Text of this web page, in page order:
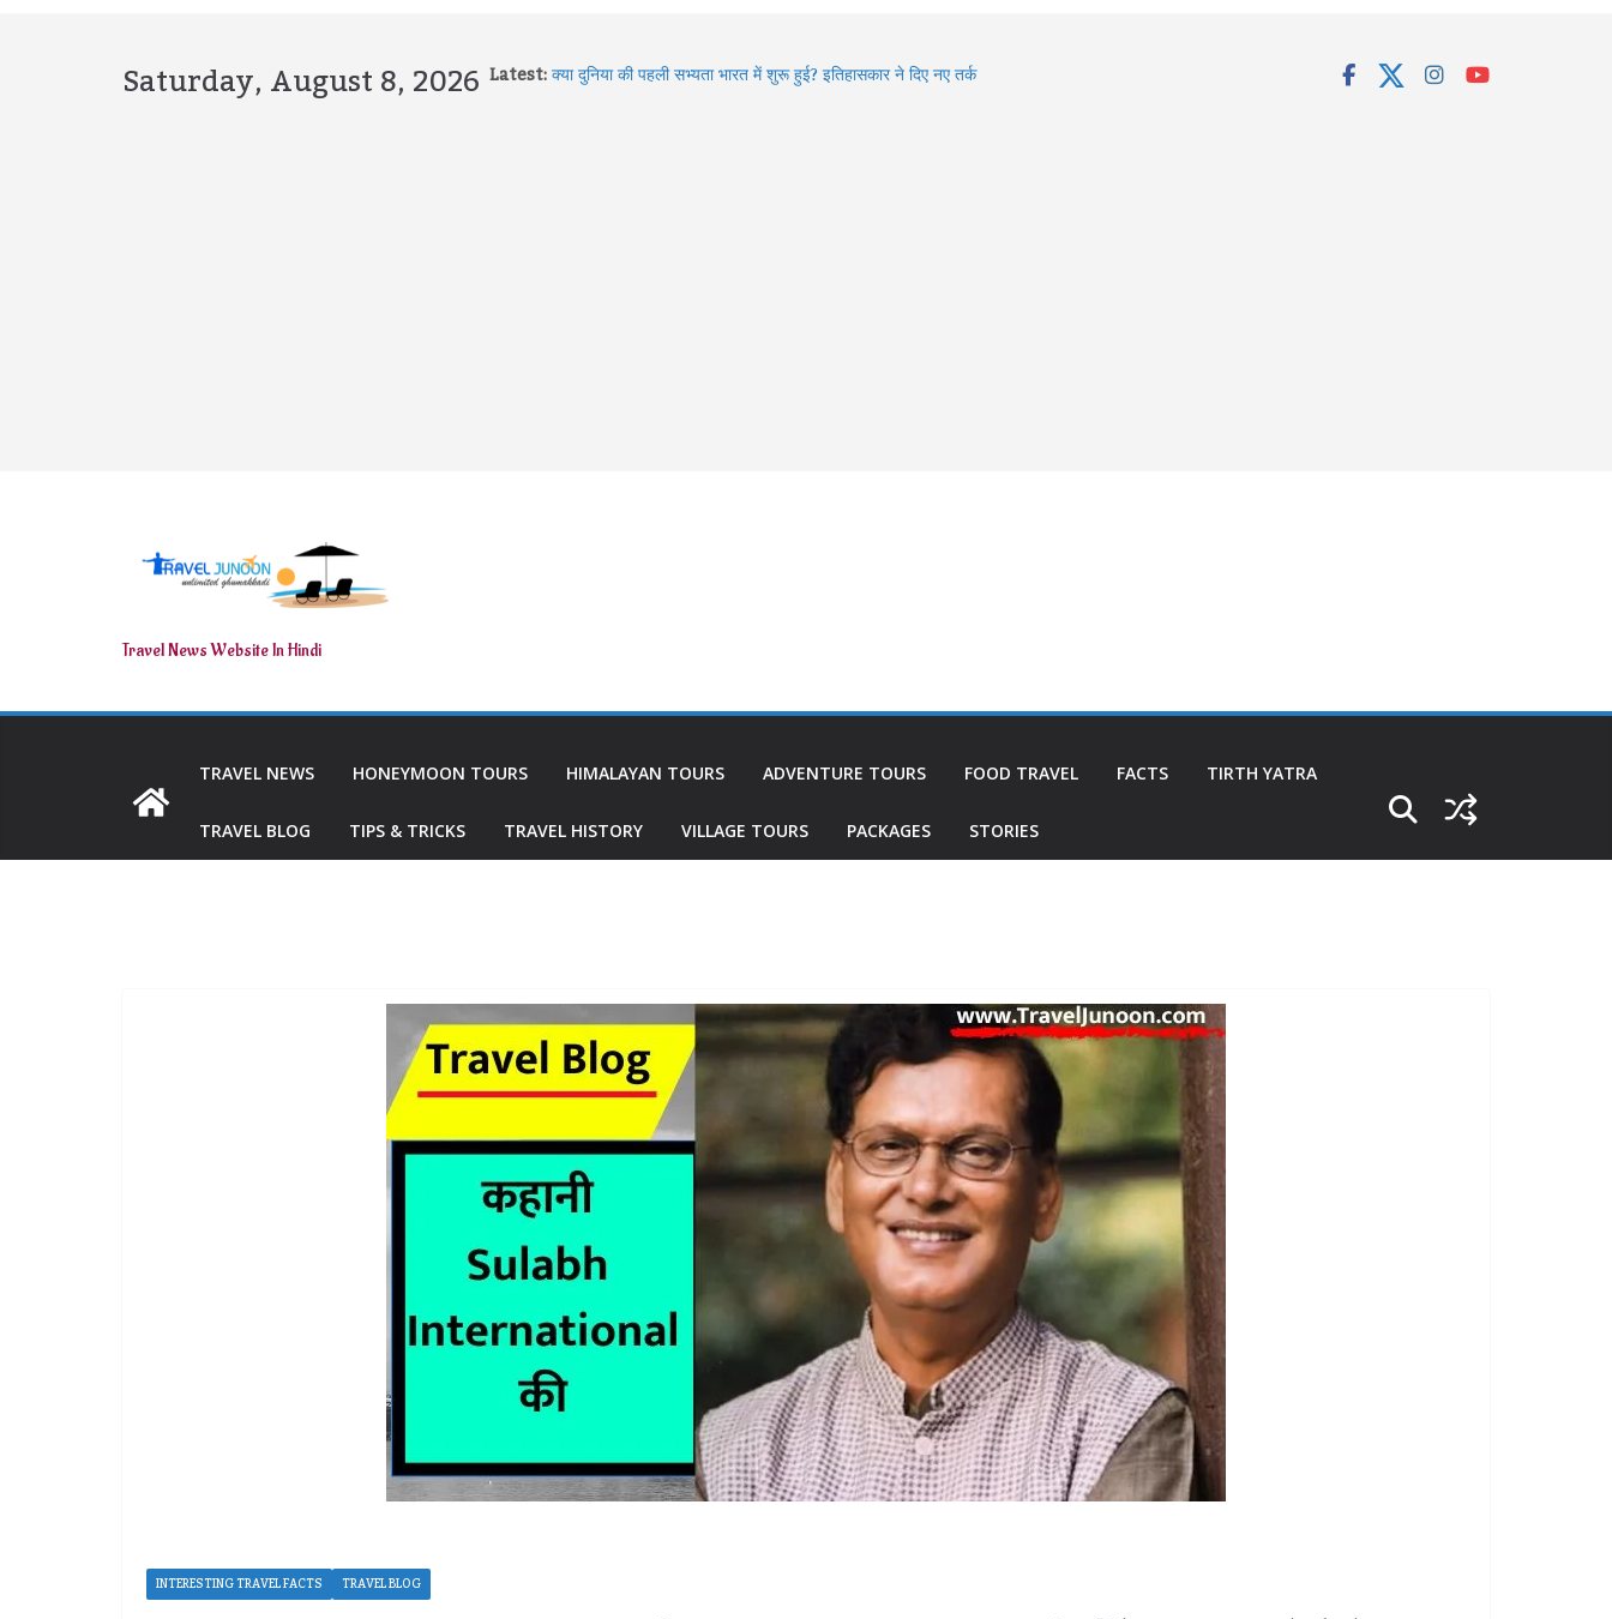
Saturday, August 8, 2026 Latest: Sawan 2026: भगवान शिव की भक्ति का चमत्कार! इन 8 भक्तों की कहानियां
Travel News Website In Hindi
TRAVEL NEWS HONEYMOON TOURS HIMALAYAN TOURS ADVENTURE TOURS FOOD TRAVEL FACTS TIRTH YATRA
TRAVEL BLOG TIPS & TRICKS TRAVEL HISTORY VILLAGE TOURS PACKAGES STORIES
INTERESTING TRAVEL FACTS TRAVEL BLOG